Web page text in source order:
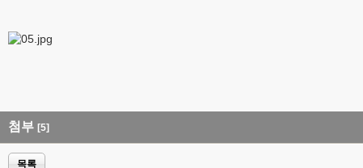
첨부 [5]
목록